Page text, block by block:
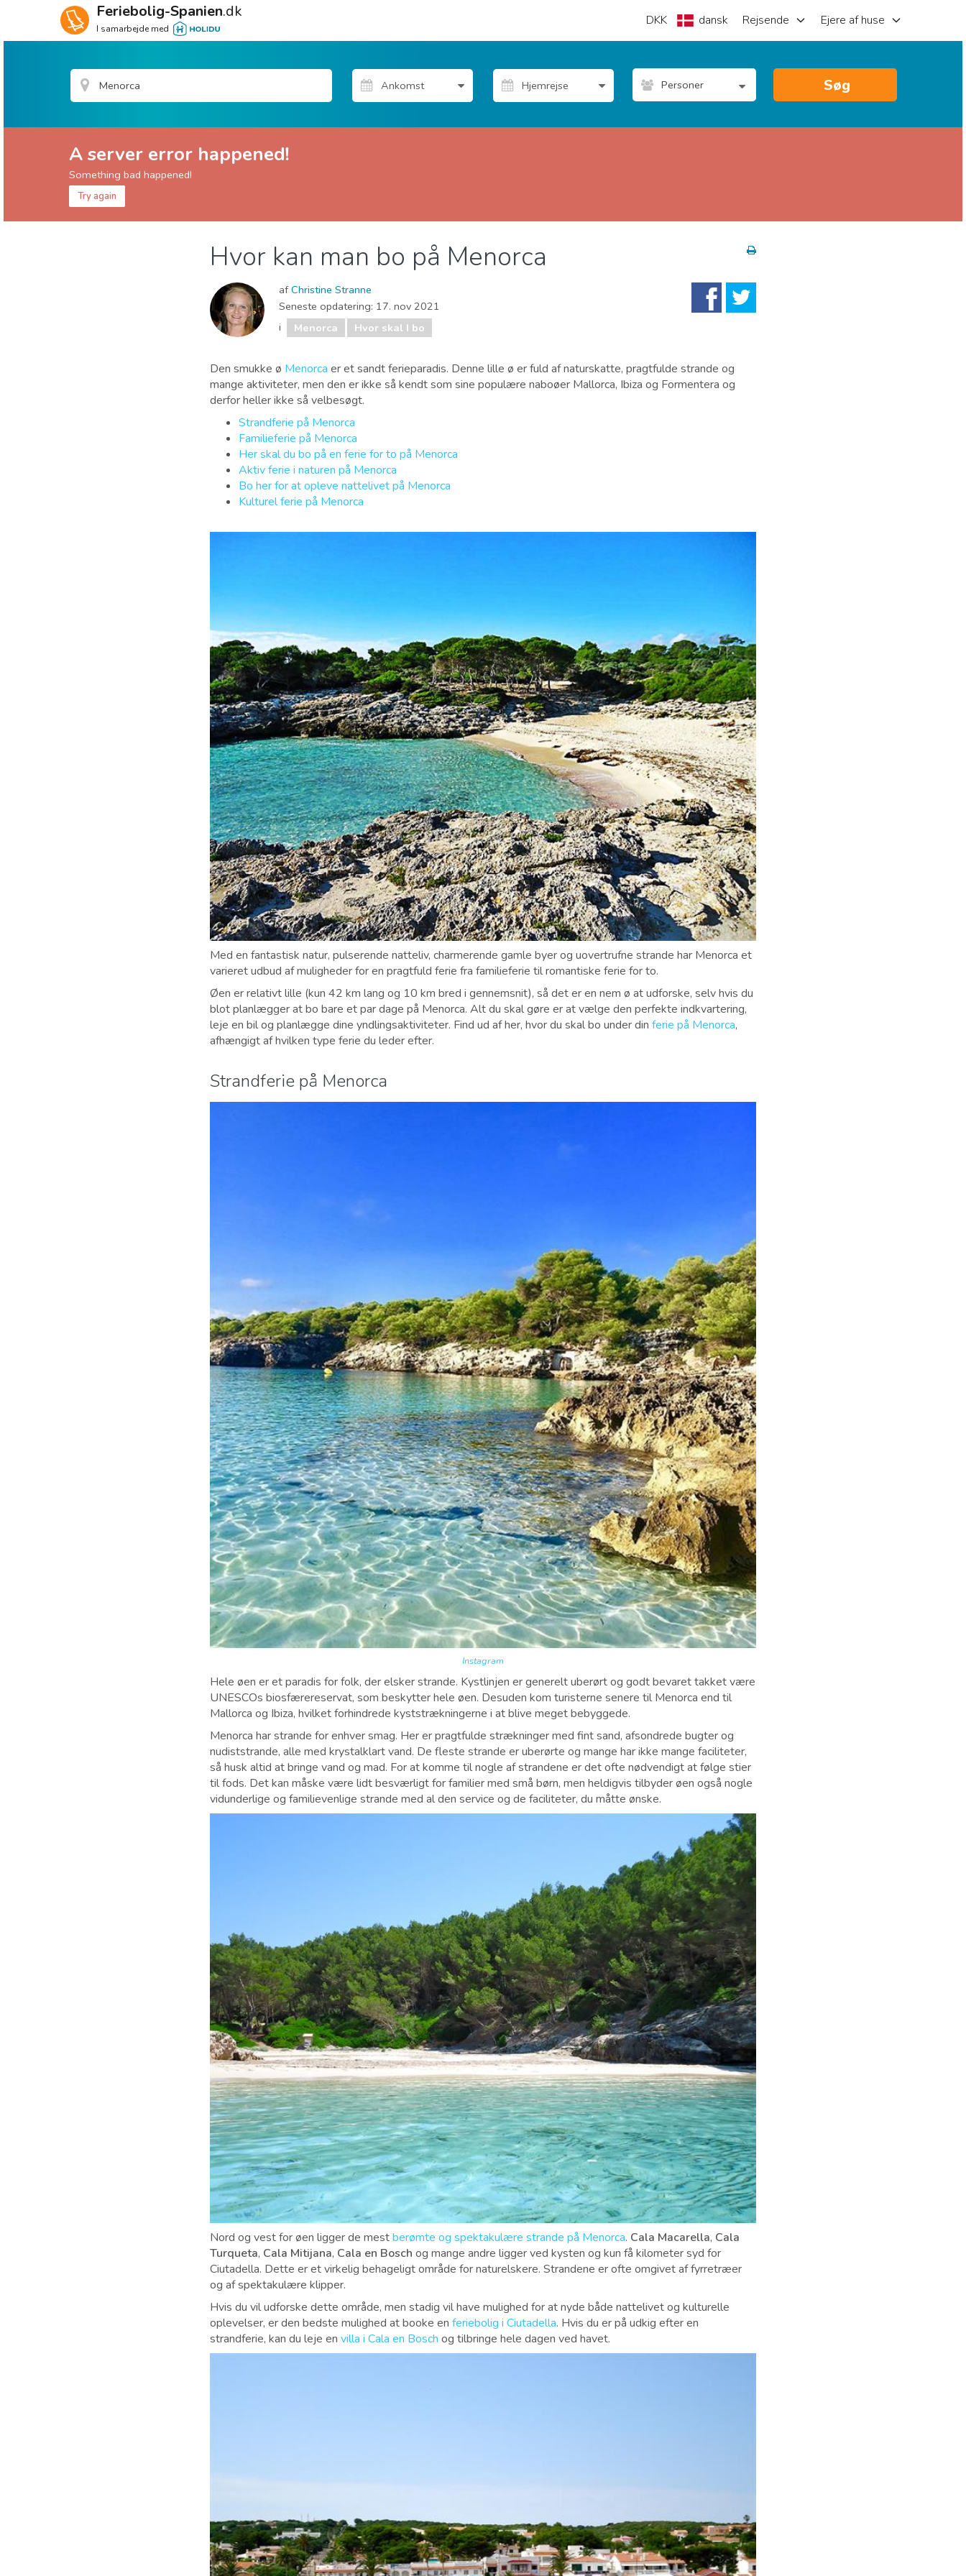
Feriebolig-Spanien.dk
I samarbejde med
DKK dansk Rejsende Ejere af huse
Personer Søg
A server error happened!
Something bad happened!
Try again
Museum & Kunst Natur og udeliv Strande
Hvor kan man bo på Menorca
afChristine Stranne
Seneste opdatering: 17. nov 2021
i
Menorca Hvor skal I bo
Den smukke ø Menorca er et sandt ferieparadis. Denne lille ø er fuld af naturskatte, pragtfulde strande og
mange aktiviteter, men den er ikke så kendt som sine populære naboøer Mallorca, Ibiza og Formentera og
derfor heller ikke så velbesøgt.
Strandferie på Menorca
Familieferie på Menorca
Her skal du bo på en ferie for to på Menorca
Aktiv ferie i naturen på Menorca
Bo her for at opleve nattelivet på Menorca
Kulturel ferie på Menorca
Med en fantastisk natur, pulserende natteliv, charmerende gamle byer og uovertrufne strande har Menorca et
varieret udbud af muligheder for en pragtfuld ferie fra familieferie til romantiske ferie for to.
Øen er relativt lille (kun 42 km lang og 10 km bred i gennemsnit), så det er en nem ø at udforske, selv hvis du
blot planlægger at bo bare et par dage på Menorca. Alt du skal gøre er at vælge den perfekte indkvartering,
leje en bil og planlægge dine yndlingsaktiviteter. Find ud af her, hvor du skal bo under din ferie på Menorca,
afhængigt af hvilken type ferie du leder efter.
Strandferie på Menorca
Instagram
Hele øen er et paradis for folk, der elsker strande. Kystlinjen er generelt uberørt og godt bevaret takket være
UNESCOs biosfærereservat, som beskytter hele øen. Desuden kom turisterne senere til Menorca end til
Mallorca og Ibiza, hvilket forhindrede kyststrækningerne i at blive meget bebyggede.
Menorca har strande for enhver smag. Her er pragtfulde strækninger med fint sand, afsondrede bugter og
nudiststrande, alle med krystalklart vand. De fleste strande er uberørte og mange har ikke mange faciliteter,
så husk altid at bringe vand og mad. For at komme til nogle af strandene er det ofte nødvendigt at følge stier
til fods. Det kan måske være lidt besværligt for familier med små børn, men heldigvis tilbyder øen også nogle
vidunderlige og familievenlige strande med al den service og de faciliteter, du måtte ønske.
Nord og vest for øen ligger de mestberømte og spektakulære strande på Menorca. Cala Macarella, Cala
Turqueta, Cala Mitijana, Cala en Bosch og mange andre ligger ved kysten og kun få kilometer syd for
Ciutadella. Dette er et virkelig behageligt område for naturelskere. Strandene er ofte omgivet af fyrretræer
og af spektakulære klipper.
Hvis du vil udforske dette område, men stadig vil have mulighed for at nyde både nattelivet og kulturelle
oplevelser, er den bedste mulighed at booke en feriebolig i Ciutadella. Hvis du er på udkig efter en
strandferie, kan du leje en villa i Cala en Bosch og tilbringe hele dagen ved havet.